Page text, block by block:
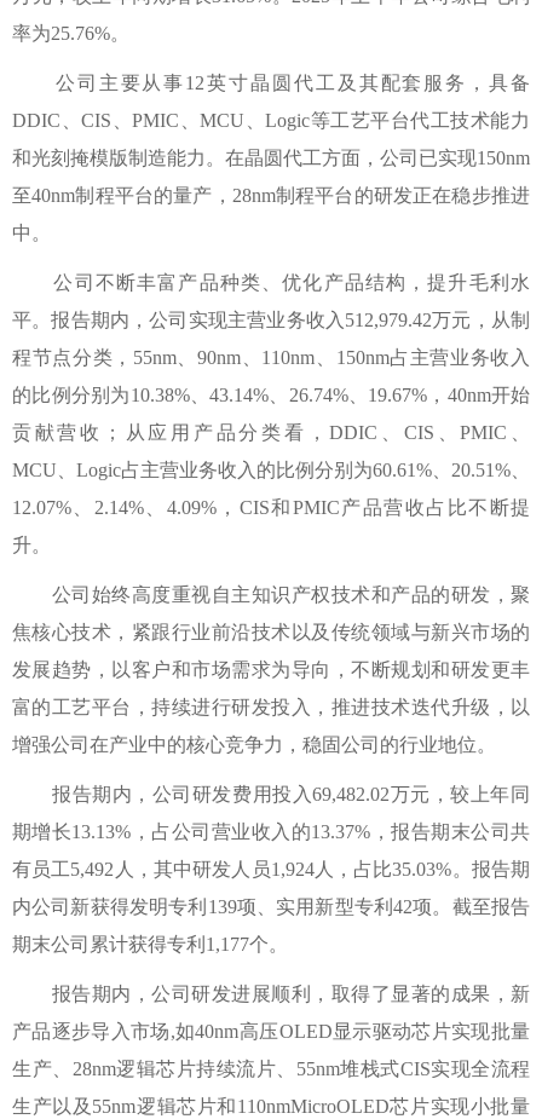
率为25.76%。
公司主要从事12英寸晶圆代工及其配套服务，具备
DDIC、CIS、PMIC、MCU、Logic等工艺平台代工技术能力
和光刻掩模版制造能力。在晶圆代工方面，公司已实现150nm
至40nm制程平台的量产，28nm制程平台的研发正在稳步推进
中。
公司不断丰富产品种类、优化产品结构，提升毛利水
平。报告期内，公司实现主营业务收入512,979.42万元，从制
程节点分类，55nm、90nm、110nm、150nm占主营业务收入
的比例分别为10.38%、43.14%、26.74%、19.67%，40nm开始
贡献营收；从应用产品分类看，DDIC、CIS、PMIC、
MCU、Logic占主营业务收入的比例分别为60.61%、20.51%、
12.07%、2.14%、4.09%，CIS和PMIC产品营收占比不断提
升。
公司始终高度重视自主知识产权技术和产品的研发，聚
焦核心技术，紧跟行业前沿技术以及传统领域与新兴市场的
发展趋势，以客户和市场需求为导向，不断规划和研发更丰
富的工艺平台，持续进行研发投入，推进技术迭代升级，以
增强公司在产业中的核心竞争力，稳固公司的行业地位。
报告期内，公司研发费用投入69,482.02万元，较上年同
期增长13.13%，占公司营业收入的13.37%，报告期末公司共
有员工5,492人，其中研发人员1,924人，占比35.03%。报告期
内公司新获得发明专利139项、实用新型专利42项。截至报告
期末公司累计获得专利1,177个。
报告期内，公司研发进展顺利，取得了显著的成果，新
产品逐步导入市场,如40nm高压OLED显示驱动芯片实现批量
生产、28nm逻辑芯片持续流片、55nm堆栈式CIS实现全流程
生产以及55nm逻辑芯片和110nmMicroOLED芯片实现小批量